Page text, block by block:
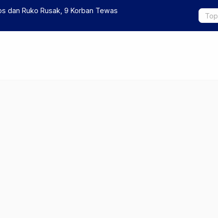
Gelaran Pentas Seni Budaya Jaranan di
Dukung